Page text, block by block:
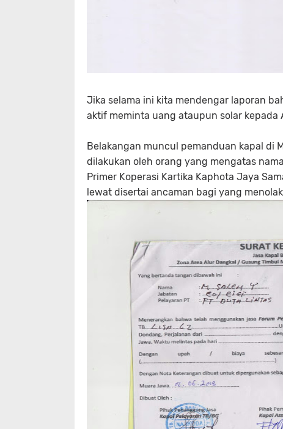
Jika selama ini kita mendengar laporan
aktif meminta uang ataupun solar kepada
Belakangan muncul pemanduan kapal di
dilakukan oleh orang yang mengatas
Primer Koperasi Kartika Kaphota Jaya
lewat disertai ancaman bagi yang